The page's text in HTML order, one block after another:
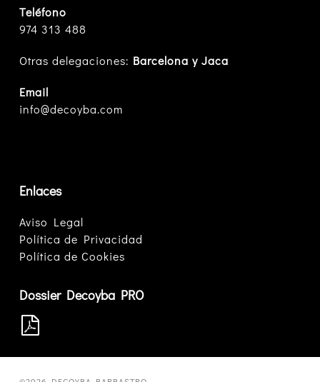
Teléfono
974 313 488
Otras delegaciones: Barcelona y Jaca
Email
info@decoyba.com
Enlaces
Aviso Legal
Política de Privacidad
Política de Cookies
Dossier Decoyba PRO